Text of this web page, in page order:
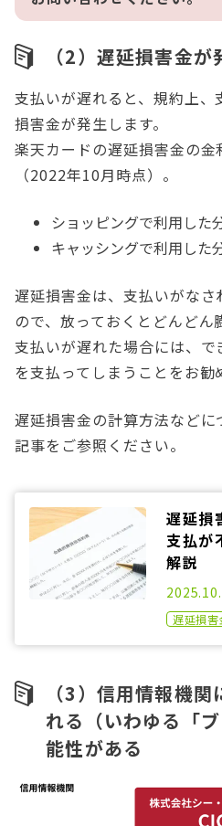
（2）遅延損害金が
支払いが遅れると、規約上
損害金が発生します。
楽天カードの遅延損害金の金
（2022年10月時点）。
ショッピングで利用し
キャッシングで利用し
遅延損害金は、支払いがな
ので、放っておくとどんどん
支払いが遅れた場合には、
を支払ってしまうことをお勧
遅延損害金の計算方法など
記事をご参照ください。
遅延損
支払が
解説
遅延損害
（3）信用情報機
れる（いわゆる「
能性がある